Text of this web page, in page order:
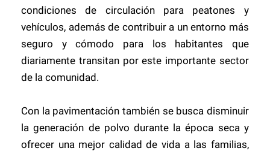
condiciones de circulación para peatones y
vehículos, además de contribuir a un entorno más
seguro y cómodo para los habitantes que
diariamente transitan por este importante sector
de la comunidad.
Con la pavimentación también se busca disminuir
la generación de polvo durante la época seca y
ofrecer una mejor calidad de vida a las familias,